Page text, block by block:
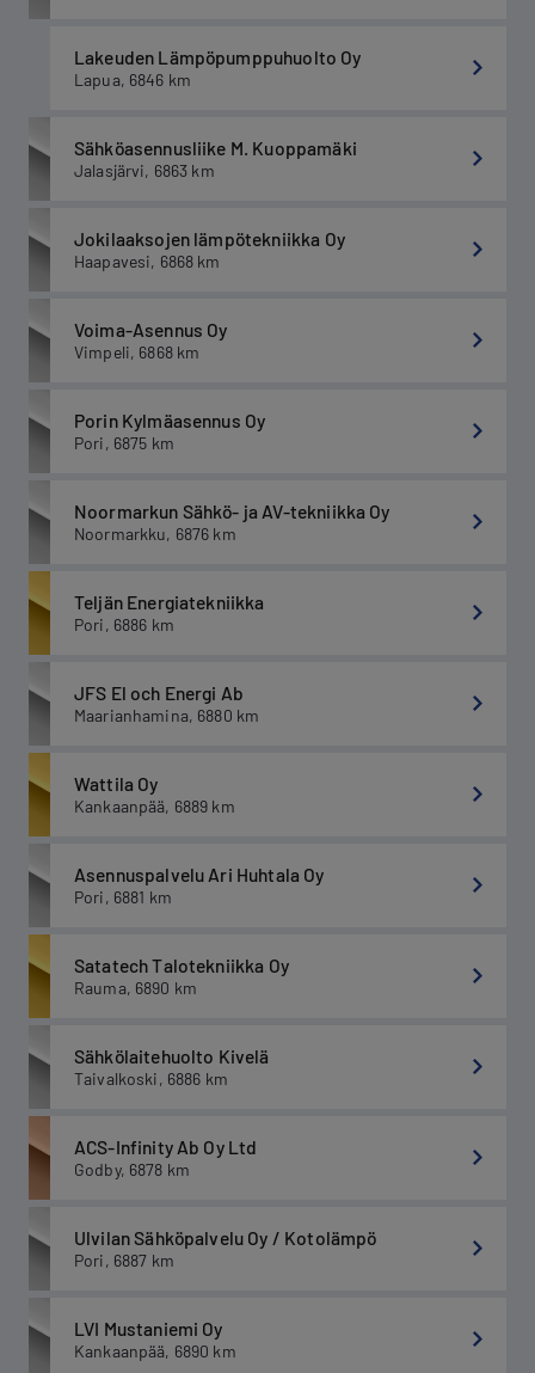
Lakeuden Lämpöpumppuhuolto Oy
Lapua, 6846 km
Sähköasennusliike M. Kuoppamäki
Jalasjärvi, 6863 km
Jokilaaksojen lämpötekniikka Oy
Haapavesi, 6868 km
Voima-Asennus Oy
Vimpeli, 6868 km
Porin Kylmäasennus Oy
Pori, 6875 km
Noormarkun Sähkö- ja AV-tekniikka Oy
Noormarkku, 6876 km
Teljän Energiatekniikka
Pori, 6886 km
JFS El och Energi Ab
Maarianhamina, 6880 km
Wattila Oy
Kankaanpää, 6889 km
Asennuspalvelu Ari Huhtala Oy
Pori, 6881 km
Satatech Talotekniikka Oy
Rauma, 6890 km
Sähkölaitehuolto Kivelä
Taivalkoski, 6886 km
ACS-Infinity Ab Oy Ltd
Godby, 6878 km
Ulvilan Sähköpalvelu Oy / Kotolämpö
Pori, 6887 km
LVI Mustaniemi Oy
Kankaanpää, 6890 km